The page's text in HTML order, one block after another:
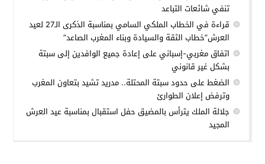
تنفي شائعات التباعد
قراءة في الخطاب الملكي السامي بمناسبة الذكرى الـ27 لعيد
العرش”خطاب الثقة والسيادة وبناء المغرب الصاعد”
اتفاق مغربي-إسباني على إعادة جميع الوافدين إلى سبتة
بشكل غير قانوني
الضغط على حدود سبتة المحتلة.. مدريد تشيد بتعاون المغرب
وترفض إعلان الطوارئ
جلالة الملك يترأس بالمضيق حفل استقبال بمناسبة عيد العرش
المجيد